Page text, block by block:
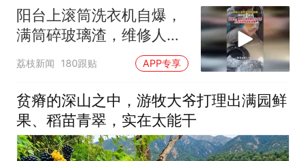
阳台上滚筒洗衣机自爆，
满筒碎玻璃渣，维修人员
称是人为原因，从未见过
洗衣机自爆
荔枝新闻 180跟贴 APP专享
贫瘠的深山之中，游牧大爷打理出满园鲜
果、稻苗青翠，实在太能干